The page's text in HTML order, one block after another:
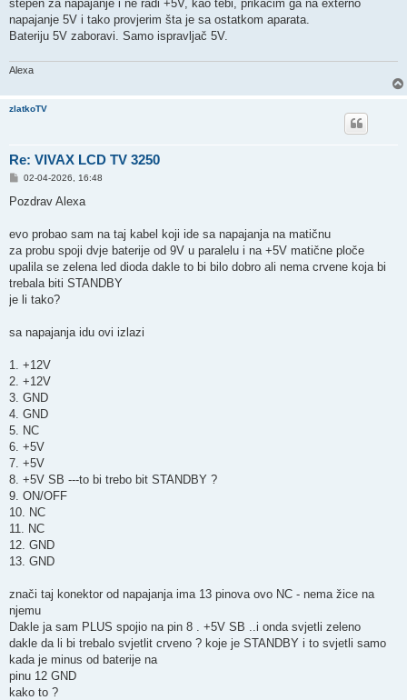
stepen za napajanje i ne radi +5V, kao tebi, prikačim ga na externo
napajanje 5V i tako provjerim šta je sa ostatkom aparata.
Bateriju 5V zaboravi. Samo ispravljač 5V.
Alexa
zlatkoTV
Re: VIVAX LCD TV 3250
P
s
02-04-2026, 16:48
Pozdrav Alexa
evo probao sam na taj kabel koji ide sa napajanja na matičnu
za probu spoji dvje baterije od 9V u paralelu i na +5V matične ploče
upalila se zelena led dioda dakle to bi bilo dobro ali nema crvene koja bi
trebala biti STANDBY
je li tako?
sa napajanja idu ovi izlazi
1. +12V
2. +12V
3. GND
4. GND
5. NC
6. +5V
7. +5V
8. +5V SB ---to bi trebo bit STANDBY ?
9. ON/OFF
10. NC
11. NC
12. GND
13. GND
znači taj konektor od napajanja ima 13 pinova ovo NC - nema žice na
njemu
Dakle ja sam PLUS spojio na pin 8 . +5V SB ..i onda svjetli zeleno
dakle da li bi trebalo svjetlit crveno ? koje je STANDBY i to svjetli samo
kada je minus od baterije na
pinu 12 GND
kako to ?